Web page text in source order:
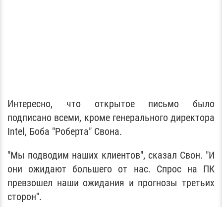
Интересно, что открытое письмо было
подписано всеми, кроме генерального директора
Intel, Боба "Роберта" Свона.
"Мы подводим наших клиентов", сказал Свон. "И
они ожидают большего от нас. Спрос на ПК
превзошел наши ожидания и прогнозы третьих
сторон".